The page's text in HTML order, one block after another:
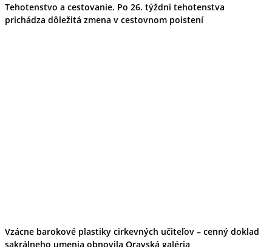
Tehotenstvo a cestovanie. Po 26. týždni tehotenstva
prichádza dôležitá zmena v cestovnom poistení
Vzácne barokové plastiky cirkevných učiteľov – cenný doklad
sakrálneho umenia obnovila Oravská galéria